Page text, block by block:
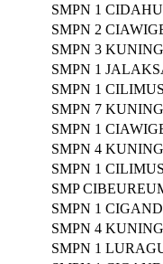
SMPN 1 CIDAHU
SMPN 2
SMPN 3
SMPN 1
SMPN 1
SMPN 7
SMPN 1
SMPN 4
SMPN 1
SMP
SMPN 1
SMPN 4
SMPN 1